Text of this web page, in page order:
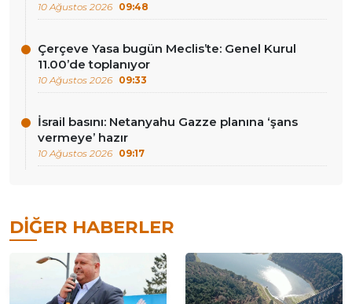
10 Ağustos 2026 09:48
Çerçeve Yasa bugün Meclis’te: Genel Kurul
11.00’de toplanıyor
10 Ağustos 2026 09:33
İsrail basını: Netanyahu Gazze planına ‘şans
vermeye’ hazır
10 Ağustos 2026 09:17
DIĞER HABERLER